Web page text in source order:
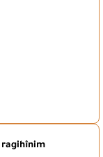
ragihînim